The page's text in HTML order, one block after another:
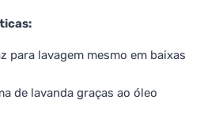
para lavagem mesmo em baixas
de lavanda graças ao óleo